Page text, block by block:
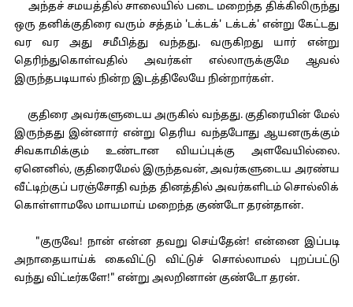
அந்தச் சமயத்தில் சாலையில் படை மறைந்த திக்கிலிருந்து
ஒரு தனிக்குதிரை வரும் சத்தம் 'டக்டக்' டக்டக்' என்று கேட்டது
வர வர அது சமீபித்து வந்தது. வருகிறது யார் என்று
தெரிந்துகொள்வதில் அவர்கள் எல்லாருக்குமே ஆவல்
இருந்தபடியால் நின்ற இடத்திலேயே நின்றார்கள்.
குதிரை அவர்களுடைய அருகில் வந்தது. குதிரையின் மேல்
இருந்தது இன்னார் என்று தெரிய வந்தபோது ஆயனருக்கும்
சிவகாமிக்கும் உண்டான வியப்புக்கு அளவேயில்லை.
ஏனெனில், குதிரைமேல் இருந்தவன், அவர்களுடைய அரண்ய
வீட்டிற்குப் பரஞ்சோதி வந்த தினத்தில் அவர்களிடம் சொல்லிக்
கொள்ளாமலே மாயமாய் மறைந்த குண்டோ தரன்தான்.
"குருவே! நான் என்ன தவறு செய்தேன்! என்னை இப்படி
அநாதையாய்க் கைவிட்டு விட்டுச் சொல்லாமல் புறப்பட்டு
வந்து விட்டீர்களே!" என்று அலறினான் குண்டோ தரன்.